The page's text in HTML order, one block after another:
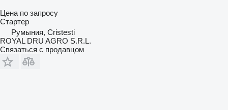
Цена по запросу
Стартер
Румыния, Cristesti
ROYAL DRU AGRO S.R.L.
Связаться с продавцом